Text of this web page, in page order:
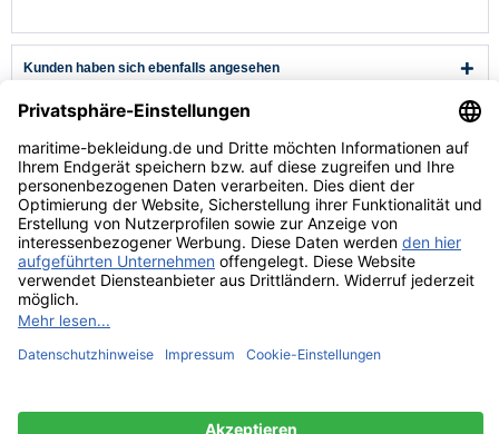
Kunden haben sich ebenfalls angesehen
Kundenservice
Hilfe & Infos
Rechtliches
* Alle Preise verstehen sich inkl. Mehrwertsteuer und zzgl.Versandkosten
** Niedrigster Gesamtpreis der letzten 30 Tage vor der Preisermäßigung.